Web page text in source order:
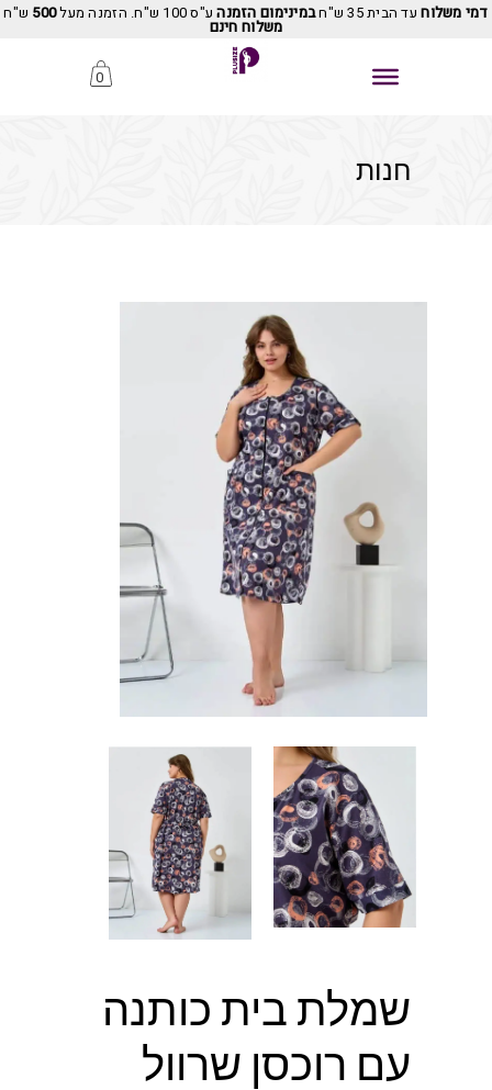
דמי משלוחעד הבית 35 ש"ח במינימום הזמנהע"ס 100 ש"ח. הזמנה מעל 500 ש"ח
משלוח חינם
0
חנות
שמלת בית כותנה
עם רוכסן שרוול